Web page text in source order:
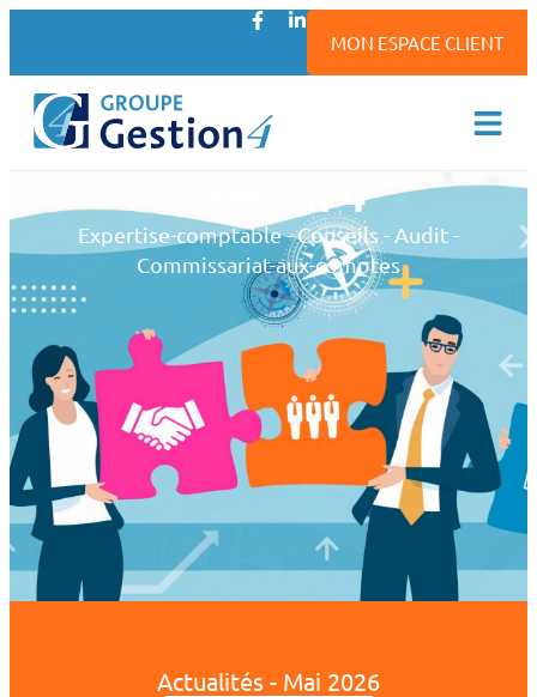
MON ESPACE CLIENT
Gestion 4
Expertise-comptable - Conseils - Audit -
Commissariat-aux-comptes
Actualités - Mai 2026